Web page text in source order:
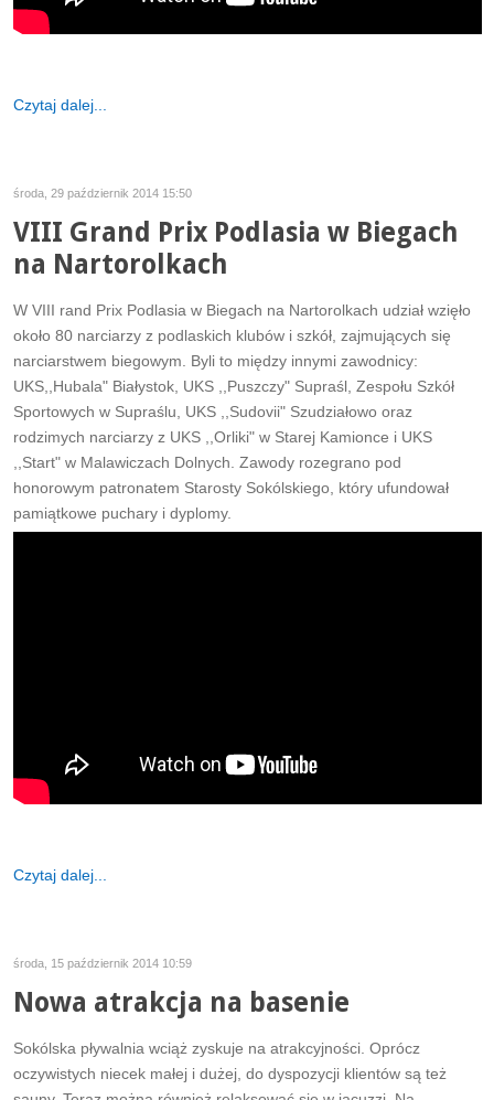
Czytaj dalej...
środa, 29 październik 2014 15:50
VIII Grand Prix Podlasia w Biegach
na Nartorolkach
W VIII rand Prix Podlasia w Biegach na Nartorolkach udział wzięło
około 80 narciarzy z podlaskich klubów i szkół, zajmujących się
narciarstwem biegowym. Byli to między innymi zawodnicy:
UKS,,Hubala" Białystok, UKS ,,Puszczy" Supraśl, Zespołu Szkół
Sportowych w Supraślu, UKS ,,Sudovii" Szudziałowo oraz
rodzimych narciarzy z UKS ,,Orliki" w Starej Kamionce i UKS
,,Start" w Malawiczach Dolnych. Zawody rozegrano pod
honorowym patronatem Starosty Sokólskiego, który ufundował
pamiątkowe puchary i dyplomy.
Czytaj dalej...
środa, 15 październik 2014 10:59
Nowa atrakcja na basenie
Sokólska pływalnia wciąż zyskuje na atrakcyjności. Oprócz
oczywistych niecek małej i dużej, do dyspozycji klientów są też